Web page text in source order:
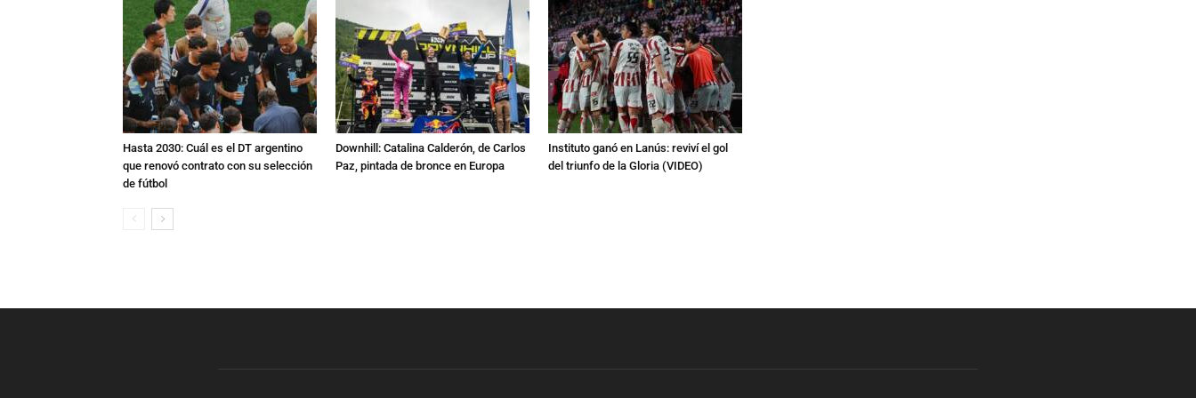
Hasta 2030: Cuál es el DT argentino
que renovó contrato con su selección
de fútbol
Downhill: Catalina Calderón, de Carlos
Paz, pintada de bronce en Europa
Instituto ganó en Lanús: reviví el gol
del triunfo de la Gloria (VIDEO)